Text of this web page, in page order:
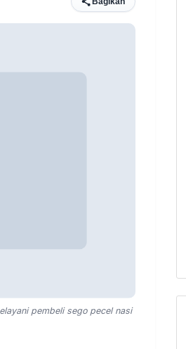
pembeli sego pecel nasi